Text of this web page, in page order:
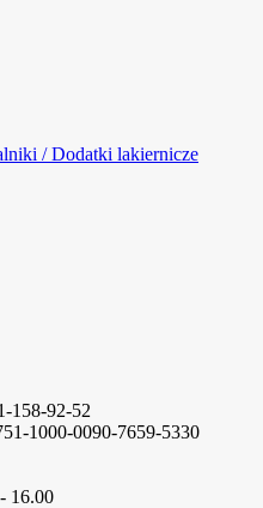
/ Dodatki lakiernicze
158-92-52
1000-0090-7659-5330
16.00